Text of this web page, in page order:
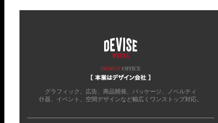
グラフィック、広告、商品開発、パッケージ、ノベルティ
什器、イベント、空間デザインなど幅広くワンストップ対応。